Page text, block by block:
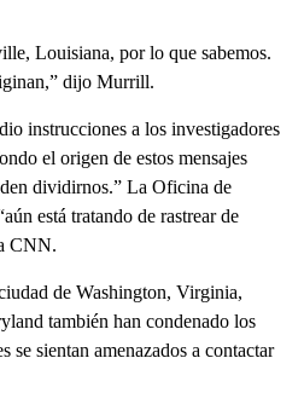
Louisiana, por lo que sabemos.
dijo Murrill.
instrucciones a los investigadores
el origen de estos mensajes
dividirnos.” La Oficina de
está tratando de rastrear de
CNN.
de Washington, Virginia,
también han condenado los
se sientan amenazados a contactar